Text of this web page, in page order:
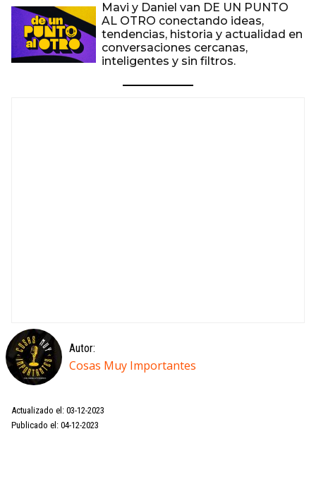
Mavi y Daniel van DE UN PUNTO
AL OTRO conectando ideas,
tendencias, historia y actualidad en
conversaciones cercanas,
inteligentes y sin filtros.
Autor:
Cosas Muy Importantes
Actualizado el: 03-12-2023
Publicado el: 04-12-2023